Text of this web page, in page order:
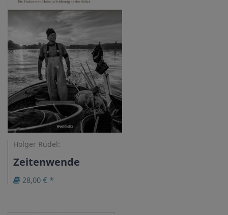
Holger Rüdel:
Zeitenwende
28,00 € *